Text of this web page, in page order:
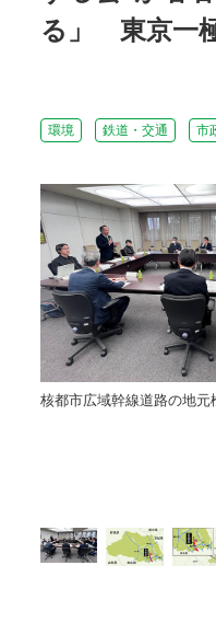
る」 東京一
環境 鉄道・交通 市
核都市広域幹線道路の地元